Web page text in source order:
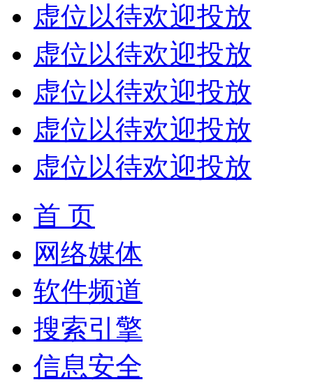
虚位以待欢迎投放
虚位以待欢迎投放
虚位以待欢迎投放
虚位以待欢迎投放
虚位以待欢迎投放
首 页
网络媒体
软件频道
搜索引擎
信息安全